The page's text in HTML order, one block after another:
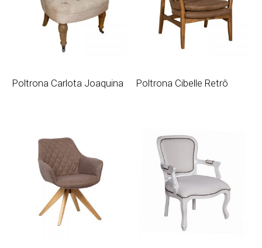
Poltrona Carlota Joaquina Poltrona Cibelle Retrô